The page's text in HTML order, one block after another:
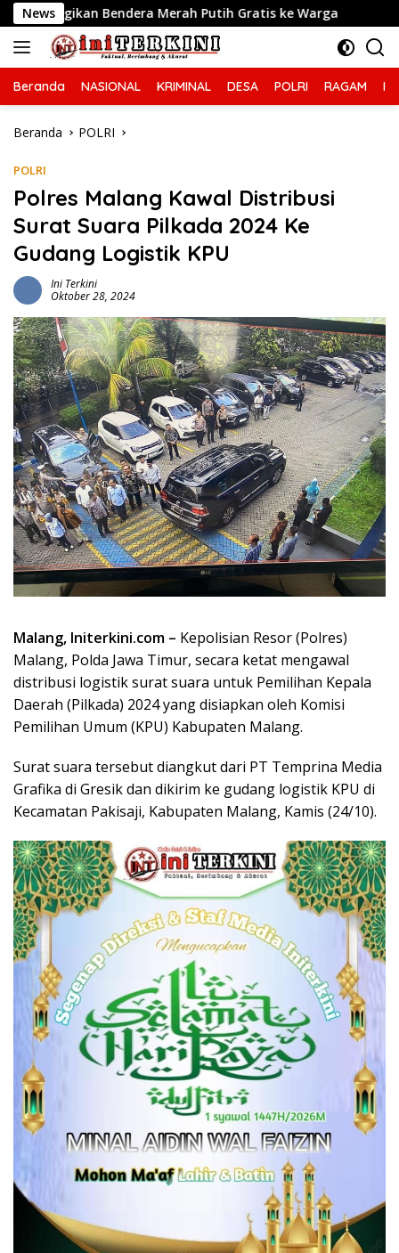
Langsung
ke
konten
News
Merah Putih Gratis ke Warga Ciptakan
Beranda NASIONAL KRIMINAL DESA POLRI RAGAM
Beranda POLRI
POLRI
Polres Malang Kawal Distribusi
Surat Suara Pilkada 2024 Ke
Gudang Logistik KPU
Ini Terkini
Oktober 28, 2024
Malang, Initerkini.com – Kepolisian Resor (Polres)
Malang, Polda Jawa Timur, secara ketat mengawal
distribusi logistik surat suara untuk Pemilihan Kepala
Daerah (Pilkada) 2024 yang disiapkan oleh Komisi
Pemilihan Umum (KPU) Kabupaten Malang.
Surat suara tersebut diangkut dari PT Temprina Media
Grafika di Gresik dan dikirim ke gudang logistik KPU di
Kecamatan Pakisaji, Kabupaten Malang, Kamis (24/10).